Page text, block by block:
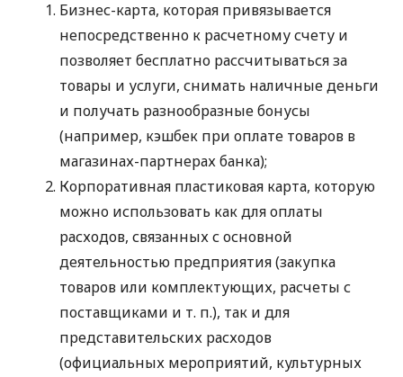
Бизнес-карта, которая привязывается
непосредственно к расчетному счету и
позволяет бесплатно рассчитываться за
товары и услуги, снимать наличные деньги
и получать разнообразные бонусы
(например, кэшбек при оплате товаров в
магазинах-партнерах банка);
Корпоративная пластиковая карта, которую
можно использовать как для оплаты
расходов, связанных с основной
деятельностью предприятия (закупка
товаров или комплектующих, расчеты с
поставщиками и т. п.), так и для
представительских расходов
(официальных мероприятий, культурных